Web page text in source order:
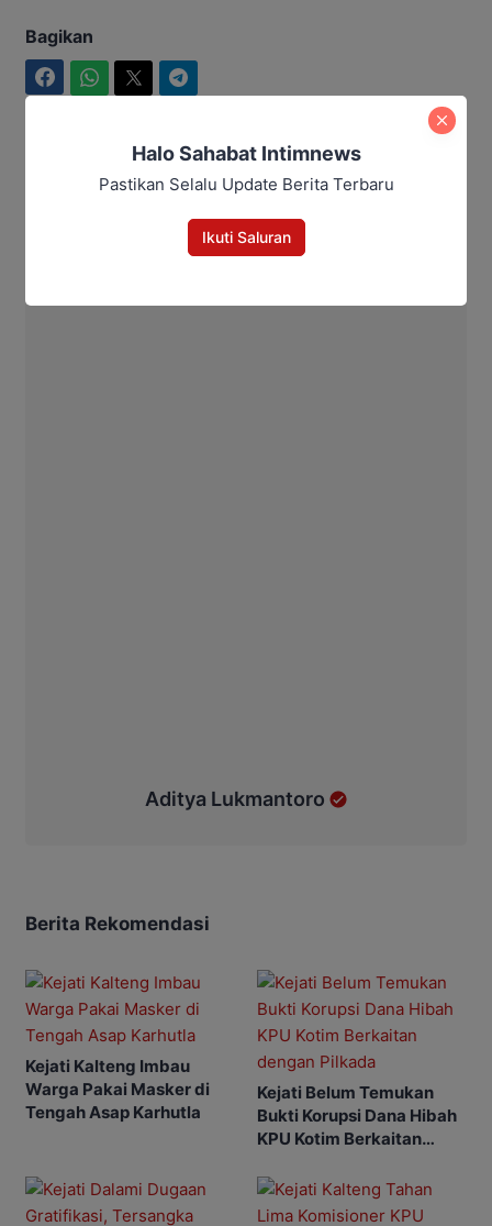
Bagikan
Aditya Lukmantoro
Berita Rekomendasi
Kejati Kalteng Imbau
Warga Pakai Masker di
Tengah Asap Karhutla
Kejati Belum Temukan
Bukti Korupsi Dana Hibah
KPU Kotim Berkaitan
Halo Sahabat Intimnews
Pastikan Selalu Update Berita Terbaru
Ikuti Saluran